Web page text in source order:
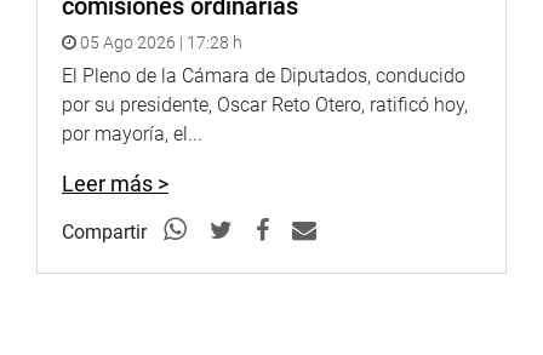
comisiones ordinarias
05 Ago 2026 | 17:28 h
El Pleno de la Cámara de Diputados, conducido
por su presidente, Oscar Reto Otero, ratificó hoy,
por mayoría, el...
Leer más >
Compartir